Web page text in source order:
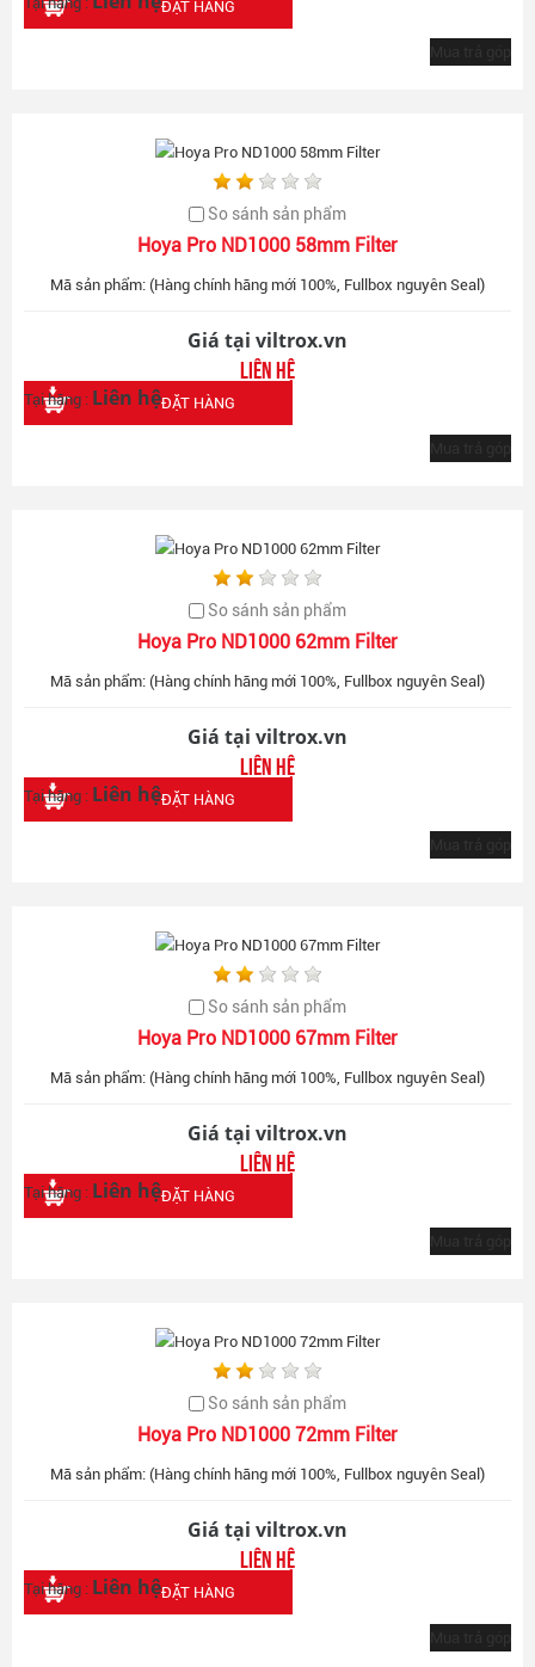
ĐẶT HÀNG
So sánh sản phẩm
Hoya Pro ND1000 58mm Filter
Mã sản phẩm: (Hàng chính hãng mới 100%, Fullbox nguyên Seal)
Giá tại viltrox.vn
Liên hệ
Tại hãng : Liên hệĐẶT HÀNG
So sánh sản phẩm
Hoya Pro ND1000 62mm Filter
Mã sản phẩm: (Hàng chính hãng mới 100%, Fullbox nguyên Seal)
Giá tại viltrox.vn
Liên hệ
Tại hãng : Liên hệĐẶT HÀNG
So sánh sản phẩm
Hoya Pro ND1000 67mm Filter
Mã sản phẩm: (Hàng chính hãng mới 100%, Fullbox nguyên Seal)
Giá tại viltrox.vn
Liên hệ
Tại hãng : Liên hệĐẶT HÀNG
So sánh sản phẩm
Hoya Pro ND1000 72mm Filter
Mã sản phẩm: (Hàng chính hãng mới 100%, Fullbox nguyên Seal)
Giá tại viltrox.vn
Liên hệ
Tại hãng : Liên hệĐẶT HÀNG